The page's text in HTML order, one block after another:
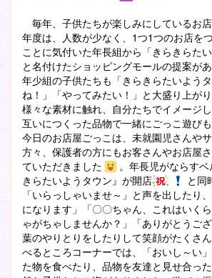
毎年、子供たちが楽しみにしているお
年度は、人数が少なく、1つ1つのお店を
ことに気付いた年長組から「きらきらた
と名付けたショッピングモールの提案があ
年少組の子供たちも「きらきらたいよう
ね！」「やってみたい！」と大盛り上が
様々な素材に触れ、自分たちでイメージし
互いにつくった品物で一緒にごっこ遊びも
今日のお店屋ごっこは、未就園児さんや
方々、保護者の方にもお客さんやお店屋
ていただきました
。年長児がならす
きらたいようタウン』が開店
と同
「いらっしゃいませ～」と声を出したり
になります」「〇〇ちゃん、これはいく
ゃがちゃしませんか？」「ありがとうご
葉のやりとりをしたりして笑顔がたくさ
べるところコーナーでは、「おいし～い
た物を食べたり、品物を友達と見せ合っ